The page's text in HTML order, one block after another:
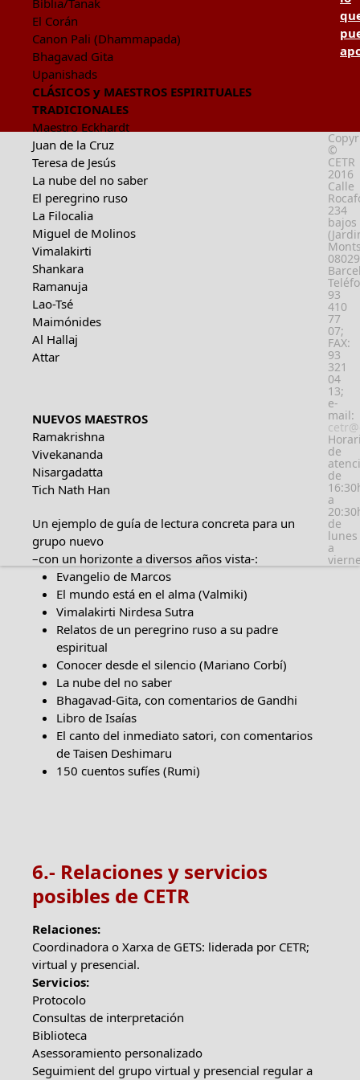
Bíblia/Tanak
El Corán
Canon Pali (Dhammapada)
Bhagavad Gita
Upanishads
CLÁSICOS y MAESTROS ESPIRITUALES
TRADICIONALES
Maestro Eckhardt
Juan de la Cruz
Teresa de Jesús
La nube del no saber
El peregrino ruso
La Filocalia
Miguel de Molinos
Vimalakirti
Shankara
Ramanuja
Lao-Tsé
Maimónides
Al Hallaj
Attar
NUEVOS MAESTROS
Ramakrishna
Vivekananda
Nisargadatta
Tich Nath Han
Un ejemplo de guía de lectura concreta para un
grupo nuevo
–con un horizonte a diversos años vista-:
Evangelio de Marcos
El mundo está en el alma (Valmiki)
Vimalakirti Nirdesa Sutra
Relatos de un peregrino ruso a su padre
espiritual
Conocer desde el silencio (Mariano Corbí)
La nube del no saber
Bhagavad-Gita, con comentarios de Gandhi
Libro de Isaías
El canto del inmediato satori, con comentarios
de Taisen Deshimaru
150 cuentos sufíes (Rumi)
6.- Relaciones y servicios
posibles de CETR
Relaciones:
Coordinadora o Xarxa de GETS: liderada por CETR;
virtual y presencial.
Servicios:
Protocolo
Consultas de interpretación
Biblioteca
Asessoramiento personalizado
Seguimient del grupo virtual y presencial regular a
©
CETR
2016
Calle
234
bajos
08029
93
410
77
07;
FAX:
93
321
04
13;
e-
mail:
de
de
a
de
lunes
a